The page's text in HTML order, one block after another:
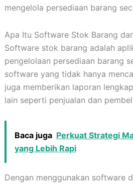
mengelola persediaan barang
Apa Itu Software Stok Barang
Software stok barang adalah
pengelolaan persediaan barang
software yang tidak hanya
juga memberikan laporan
lain seperti penjualan dan
Baca juga Perkuat Strategi
yang Lebih Rapi
Dengan menggunakan software